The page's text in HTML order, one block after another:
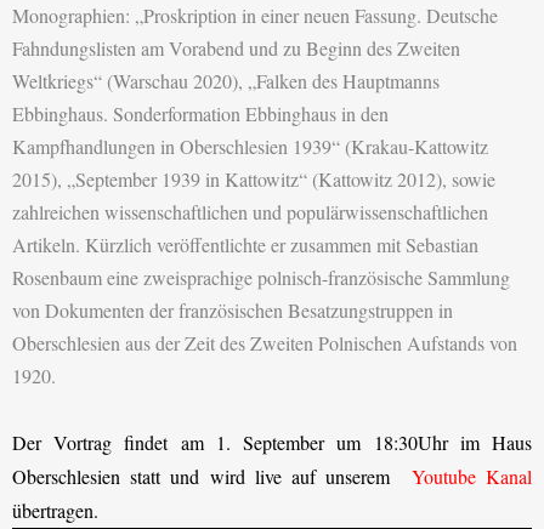
Monographien: „Proskription in einer neuen Fassung. Deutsche
Fahndungslisten am Vorabend und zu Beginn des Zweiten
Weltkriegs“ (Warschau 2020), „Falken des Hauptmanns
Ebbinghaus. Sonderformation Ebbinghaus in den
Kampfhandlungen in Oberschlesien 1939“ (Krakau-Kattowitz
2015), „September 1939 in Kattowitz“ (Kattowitz 2012), sowie
zahlreichen wissenschaftlichen und populärwissenschaftlichen
Artikeln. Kürzlich veröffentlichte er zusammen mit Sebastian
Rosenbaum eine zweisprachige polnisch-französische Sammlung
von Dokumenten der französischen Besatzungstruppen in
Oberschlesien aus der Zeit des Zweiten Polnischen Aufstands von
1920.
Der Vortrag findet am 1. September um 18:30Uhr im Haus
Oberschlesien statt und wird live auf unserem
Youtube Kanal
übertragen.